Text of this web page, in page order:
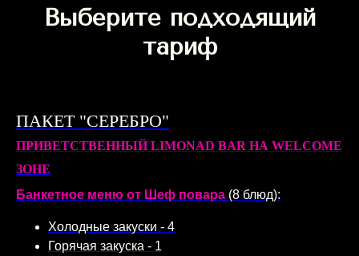
Выберите подходящий
тариф
ПАКЕТ "СЕРЕБРО"
ПРИВЕТСТВЕННЫЙ LIMONAD BAR НА WELCOME
ЗОНЕ
Банкетное меню от Шеф повара (8 блюд):
Холодные закуски - 4
Горячая закуска - 1